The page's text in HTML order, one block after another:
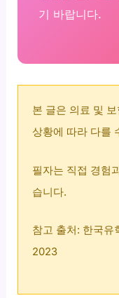
기 바랍니다.
본 글은 의료 및
상황에 따라 다를
필자는 직접 경험
습니다.
참고 출처: 한국유
2023